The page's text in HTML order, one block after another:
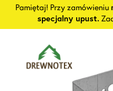
Pamiętaj! Przy zamówieniu
specjalny upust.